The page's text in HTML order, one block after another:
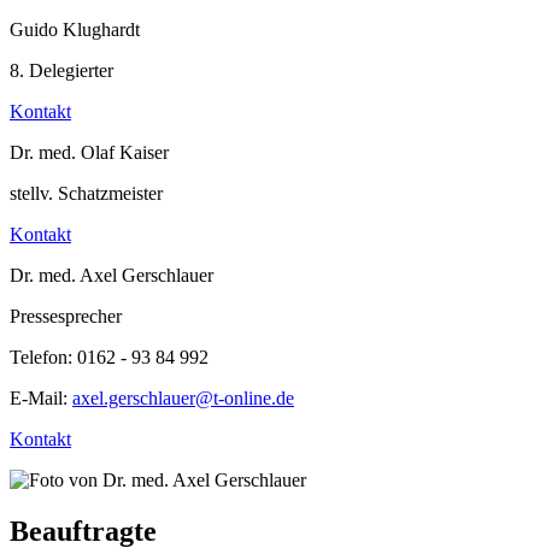
Guido Klughardt
8. Delegierter
Kontakt
Dr. med. Olaf Kaiser
stellv. Schatzmeister
Kontakt
Dr. med. Axel Gerschlauer
Pressesprecher
Telefon: 0162 - 93 84 992
E-Mail: axel.gerschlauer@t-online.de
Kontakt
Beauftragte